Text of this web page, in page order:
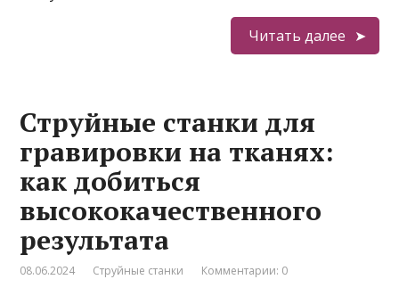
Читать далее
Струйные станки для
гравировки на тканях:
как добиться
высококачественного
результата
08.06.2024 Струйные станки Комментарии: 0